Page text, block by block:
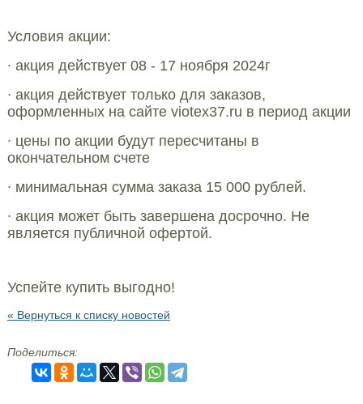
Условия акции:
∙ акция действует 08 - 17 ноября 2024г
∙ акция действует только для заказов,
оформленных на сайте viotex37.ru в период акции
∙ цены по акции будут пересчитаны в
окончательном счете
∙ минимальная сумма заказа 15 000 рублей.
∙ акция может быть завершена досрочно. Не
является публичной офертой.
Успейте купить выгодно!
« Вернуться к списку новостей
Поделиться: